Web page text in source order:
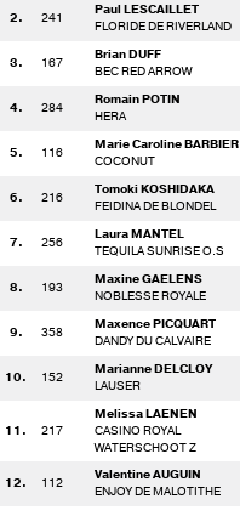
2. 241
Paul LESCAILLET
FLORIDE DE RIVERLAND
3. 167
Brian DUFF
BEC RED ARROW
4. 284
Romain POTIN
HERA
5. 116
Marie Caroline BARBIER
COCONUT
6. 216
Tomoki KOSHIDAKA
FEIDINA DE BLONDEL
7. 256
Laura MANTEL
TEQUILA SUNRISE O.S
8. 193
Maxine GAELENS
NOBLESSE ROYALE
9. 358
Maxence PICQUART
DANDY DU CALVAIRE
10. 152
Marianne DELCLOY
LAUSER
11. 217
Melissa LAENEN
CASINO ROYAL
WATERSCHOOT Z
12. 112
Valentine AUGUIN
ENJOY DE MALOTITHE